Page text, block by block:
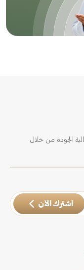
الجودة من خلال
اشترك الآن